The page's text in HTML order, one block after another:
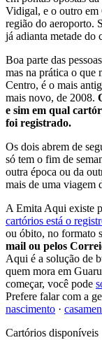
Vidigal, e o outro em
região do aeroporto.
já adianta metade do
Boa parte das
mas na prática o que
Centro, é o mais
mais novo, de 2008.
e sim em qual
foi registrado.
Os dois abrem de
só tem o fim de
outra época ou da
mais de uma viagem
A Emita Aqui existe
cartórios está o
ou óbito, no formato
mail ou pelos
Aqui é a solução de
quem mora em
começar, você pode
Prefere falar com a
nascimento ·
Cartórios disponíveis